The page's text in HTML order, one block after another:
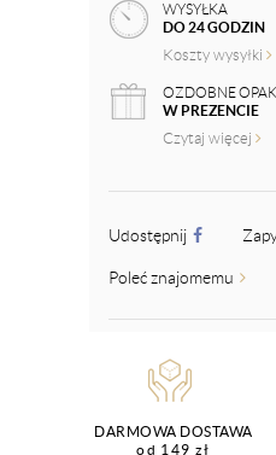
WYSYŁKA
DO 24 GODZIN
Koszty wysyłki
OZDOBNE
W PREZENCIE
Czytaj więcej
Udostępnij
Poleć znajomemu
DARMOWA DOSTAWA
od 149 zł